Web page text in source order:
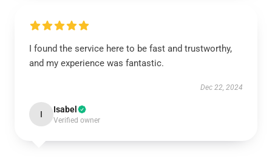
I found the service here to be fast and trustworthy,
and my experience was fantastic.
Dec 22, 2024
I Isabel
Verified owner